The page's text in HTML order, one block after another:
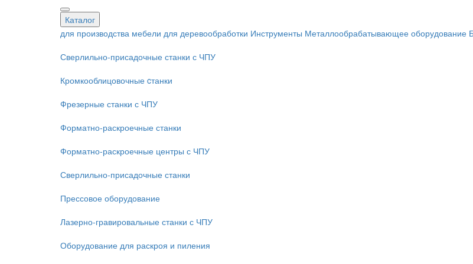
Каталог
для производства мебели для деревообработки Инструменты Металлообрабатывающее оборудование
Сверлильно-присадочные станки с ЧПУ
Кромкооблицовочные cтанки
Фрезерные станки с ЧПУ
Форматно-раскроечные станки
Форматно-раскроечные центры с ЧПУ
Сверлильно-присадочные станки
Прессовое оборудование
Лазерно-гравировальные станки с ЧПУ
Оборудование для раскроя и пиления